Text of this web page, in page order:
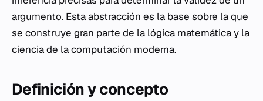
argumento. Esta abstracción es la base sobre la que
se construye gran parte de la lógica matemática y la
ciencia de la computación moderna.
Definición y concepto